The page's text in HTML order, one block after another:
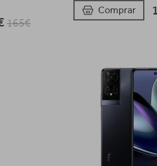
165€
Comprar